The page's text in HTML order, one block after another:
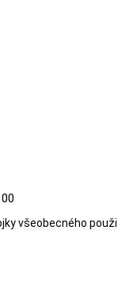
všeobecného